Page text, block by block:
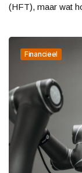
(HFT), maar wat
Financieel